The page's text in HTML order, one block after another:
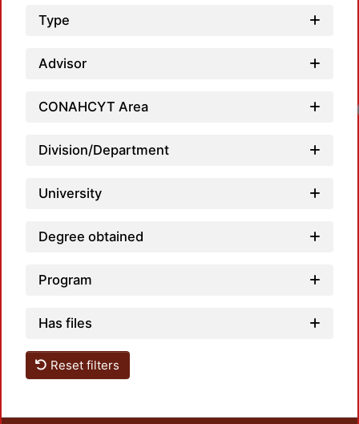
Type
Advisor
CONAHCYT Area
Division/Department
University
Degree obtained
Program
Has files
Reset filters